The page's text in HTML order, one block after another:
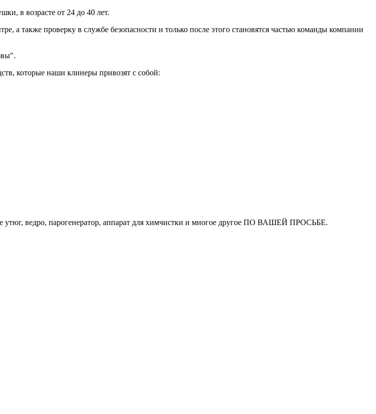
в возрасте от 24 до 40 лет.
а также проверку в службе безопасности и только после этого становятся частью команды компании
которые наши клинеры привозят с собой:
ведро, парогенератор, аппарат для химчистки и многое другое ПО ВАШЕЙ ПРОСЬБЕ.